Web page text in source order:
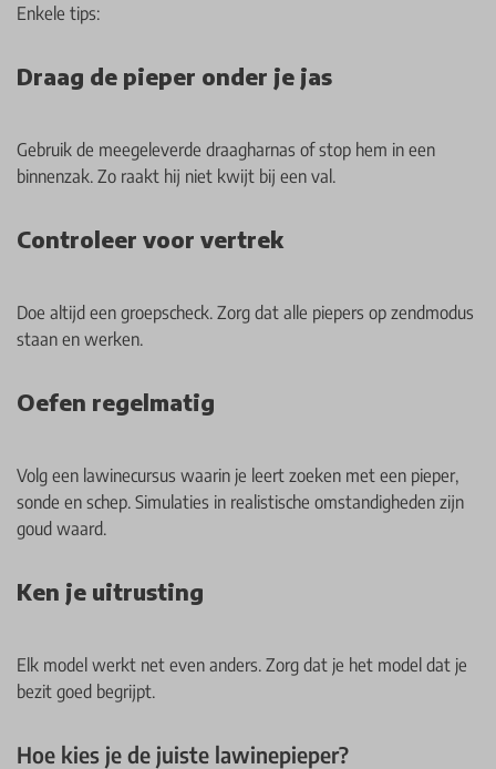
Enkele tips:
Draag de pieper onder je jas
Gebruik de meegeleverde draagharnas of stop hem in een
binnenzak. Zo raakt hij niet kwijt bij een val.
Controleer voor vertrek
Doe altijd een groepscheck. Zorg dat alle piepers op zendmodus
staan en werken.
Oefen regelmatig
Volg een lawinecursus waarin je leert zoeken met een pieper,
sonde en schep. Simulaties in realistische omstandigheden zijn
goud waard.
Ken je uitrusting
Elk model werkt net even anders. Zorg dat je het model dat je
bezit goed begrijpt.
Hoe kies je de juiste lawinepieper?